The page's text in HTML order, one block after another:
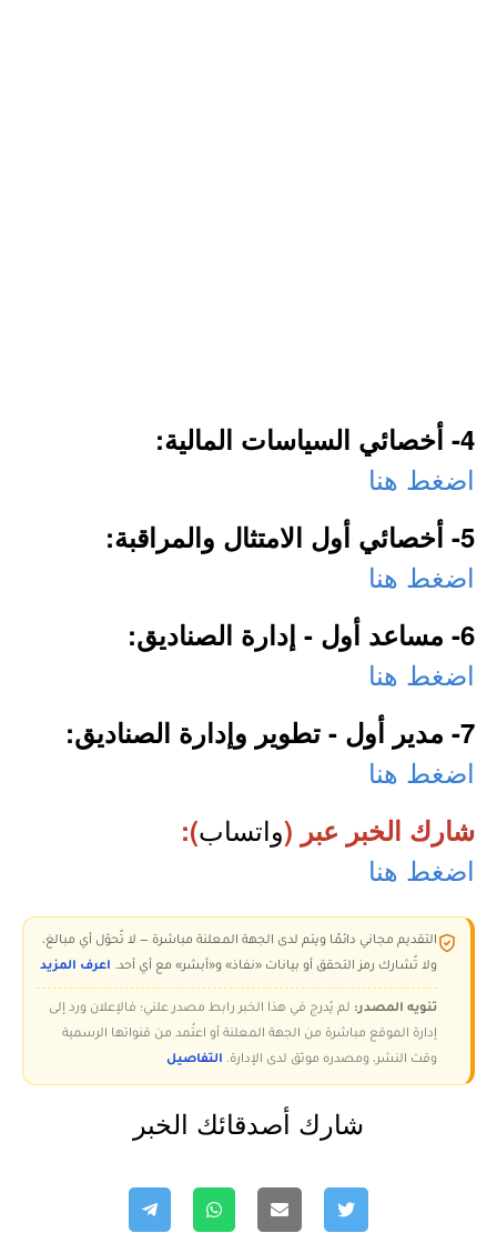
4- أخصائي السياسات المالية:
اضغط هنا
5- أخصائي أول الامتثال والمراقبة:
اضغط هنا
6- مساعد أول - إدارة الصناديق:
اضغط هنا
7- مدير أول - تطوير وإدارة الصناديق:
اضغط هنا
شارك الخبر عبر (واتساب):
اضغط هنا
التقديم مجاني دائمًا ويتم لدى الجهة المعلنة مباشرة — لا تُحوّل أي مبالغ،
ولا تُشارك رمز التحقق أو بيانات «نفاذ» و«أبشر» مع أي أحد. اعرف المزيد
تنويه المصدر: لم يُدرج في هذا الخبر رابط مصدر علني؛ فالإعلان ورد إلى
إدارة الموقع مباشرة من الجهة المعلنة أو اعتُمد من قنواتها الرسمية
وقت النشر، ومصدره موثق لدى الإدارة. التفاصيل
شارك أصدقائك الخبر